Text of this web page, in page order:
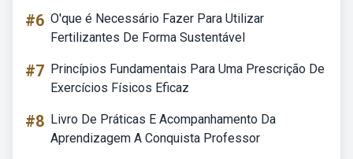
#6 O'que é Necessário Fazer Para Utilizar
Fertilizantes De Forma Sustentável
#7 Princípios Fundamentais Para Uma Prescrição De
Exercícios Físicos Eficaz
#8 Livro De Práticas E Acompanhamento Da
Aprendizagem A Conquista Professor